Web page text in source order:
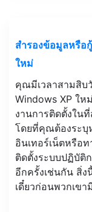
สำรองข้อมูลหรือ
ใหม่
คุณมีเวลาสามสิบ
Windows XP ใ
งานการติดตั้งใน
โดยที่คุณต้องระบุ
อินเทอร์เน็ตหรือ
ติดตั้งระบบปฏิบัติ
อีกครั้งเช่นกัน สิ่
เดี๋ยวก่อนพวกเข